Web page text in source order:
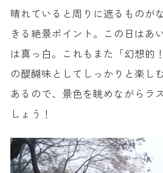
晴れていると周りに遮るものが
きる絶景ポイント。この日はあ
は真っ白。これもまた「幻想的
の醍醐味としてしっかりと楽し
あるので、景色を眺めながらラ
しょう！